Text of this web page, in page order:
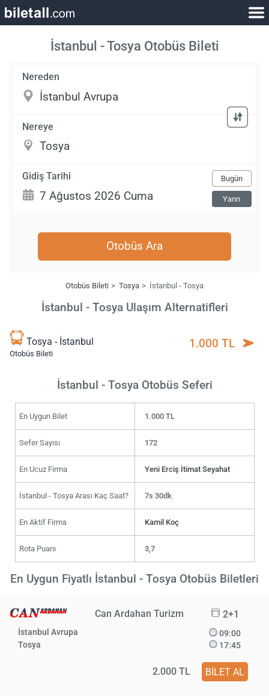
İstanbul - Tosya Otobüs Bileti
Nereden
Nereye
Gidiş Tarihi Bugün
Yarın
Otobüs Ara
Otobüs Bileti Tosya İstanbul - Tosya
İstanbul - Tosya Ulaşım Alternatifleri
Tosya - İstanbul
Otobüs Bileti
1.000 TL
İstanbul - Tosya Otobüs Seferi
En Uygun Bilet 1.000 TL
Sefer Sayısı 172
En Ucuz Firma Yeni Erciş İtimat Seyahat
İstanbul - Tosya Arası Kaç Saat? 7s 30dk
En Aktif Firma Kamil Koç
Rota Puanı 3,7
En Uygun Fiyatlı İstanbul - Tosya Otobüs Biletleri
Can Ardahan Turizm 2+1
İstanbul Avrupa
Tosya
09:00
17:45
2.000 TL BİLET AL